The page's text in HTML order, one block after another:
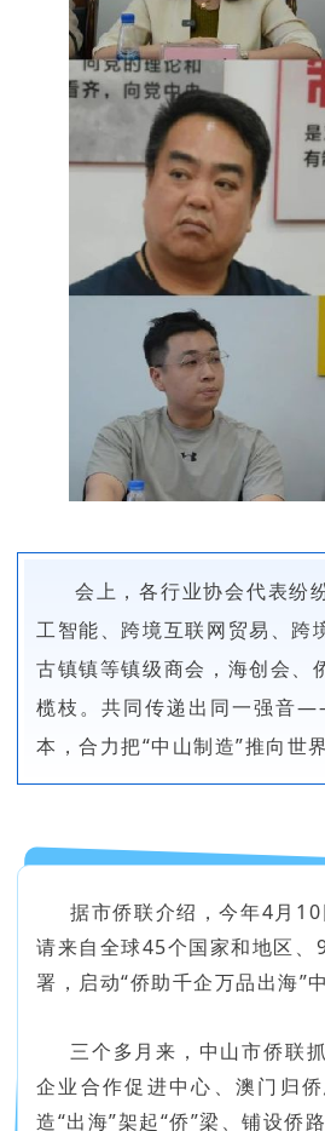
会上，各行业协会代表纷
工智能、跨境互联网贸易、跨
古镇镇等镇级商会，海创会、
榄枝。共同传递出同一强音
本，合力把“中山制造”推向世界
据市侨联介绍，今年4月
请来自全球45个国家和地区
署，启动“侨助千企万品出海”
三个多月来，中山市侨联
企业合作促进中心、澳门归
造“出海”架起“侨”梁、铺设侨路